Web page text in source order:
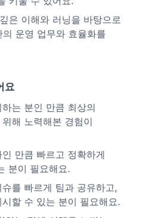
은 이해와 러닝을 바탕으로
운영 업무와 효율화를
요
는 분인 만큼 최상의
해 노력해본 경험이
만큼 빠르고 정확하게
분이 필요해요.
를 빠르게 팀과 공유하고,
할 수 있는 분이 필요해요.